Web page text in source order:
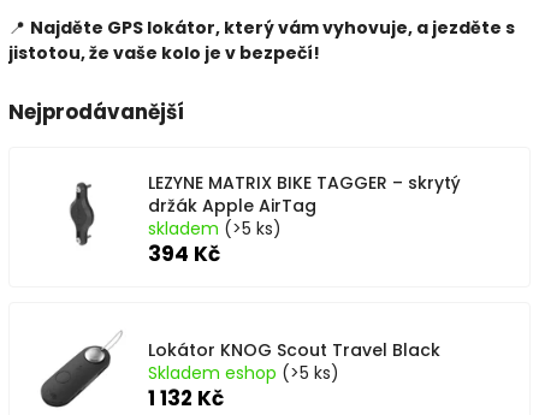
📍 Najděte GPS lokátor, který vám vyhovuje, a jezděte s
jistotou, že vaše kolo je v bezpečí!
Nejprodávanější
LEZYNE MATRIX BIKE TAGGER – skrytý
držák Apple AirTag
skladem (>5 ks)
394 Kč
Lokátor KNOG Scout Travel Black
Skladem eshop (>5 ks)
1 132 Kč